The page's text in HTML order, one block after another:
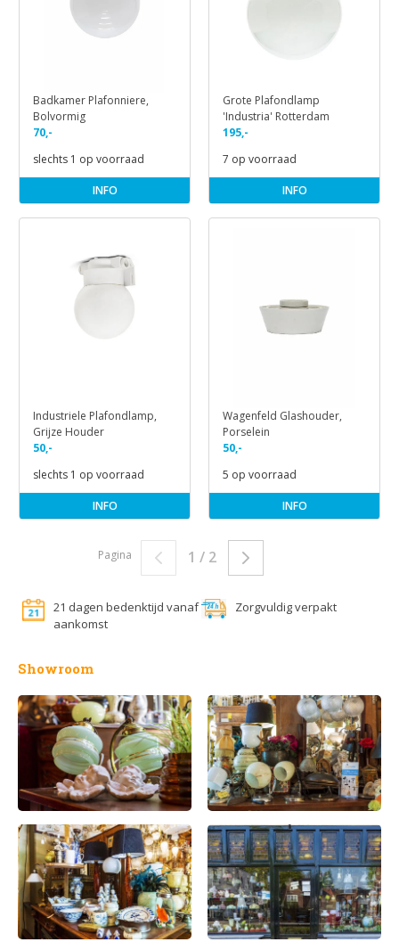
Badkamer Plafonniere,
Bolvormig
70,-
slechts 1 op voorraad
INFO
Grote Plafondlamp
'Industria' Rotterdam
195,-
7 op voorraad
INFO
Industriele Plafondlamp,
Grijze Houder
50,-
slechts 1 op voorraad
INFO
Wagenfeld Glashouder,
Porselein
50,-
5 op voorraad
INFO
1 / 2
Pagina
21 dagen bedenktijd vanaf
aankomst
Zorgvuldig verpakt
Showroom